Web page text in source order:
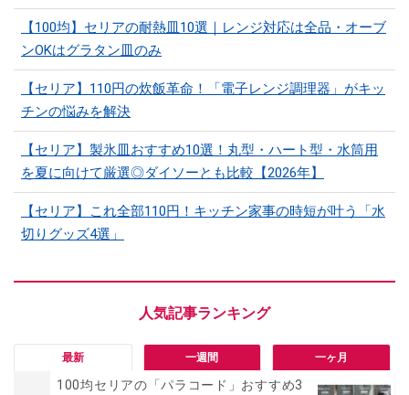
【100均】セリアの耐熱皿10選｜レンジ対応は全品・オーブ
ンOKはグラタン皿のみ
【セリア】110円の炊飯革命！「電子レンジ調理器」がキッ
チンの悩みを解決
【セリア】製氷皿おすすめ10選！丸型・ハート型・水筒用
を夏に向けて厳選◎ダイソーとも比較【2026年】
【セリア】これ全部110円！キッチン家事の時短が叶う「水
切りグッズ4選」
最新 一週間 一ヶ月
100均セリアの「パラコード」おすすめ3